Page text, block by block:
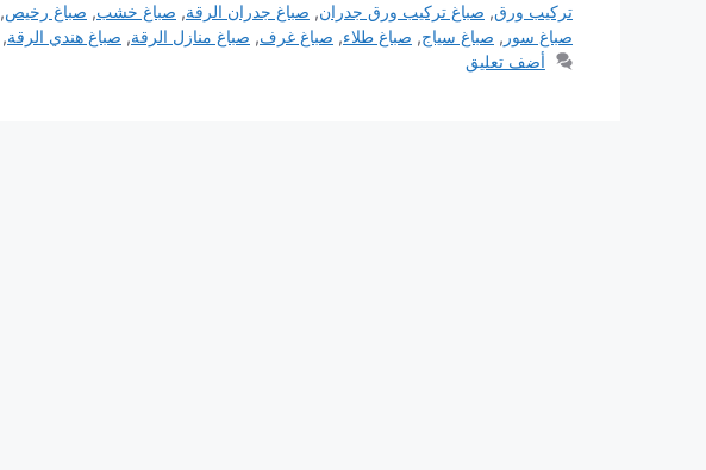
تركيب ورق, صباغ تركيب ورق جدران, صباغ جدران الرقة, صباغ خشب, صباغ رخيص,
صباغ سور , صباغ سياج, صباغ طلاء, صباغ غرف, صباغ منازل الرقة, صباغ هندي الرقة,
أضف تعليق